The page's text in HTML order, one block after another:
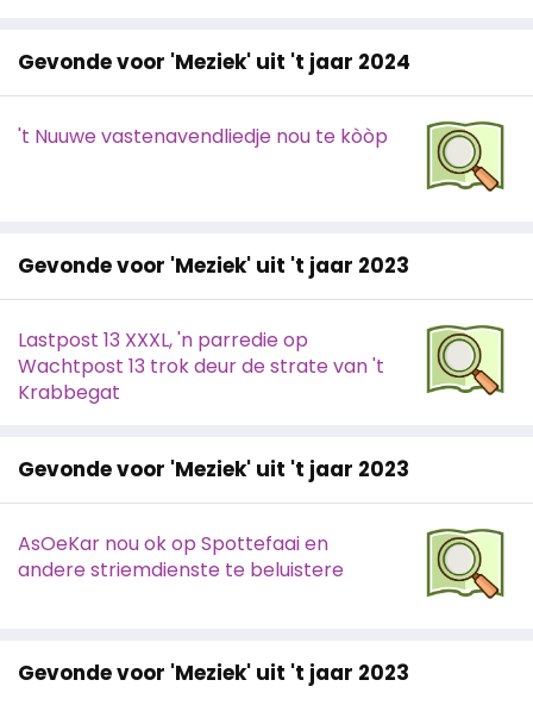
Gevonde voor 'Meziek' uit 't jaar 2024
't Nuuwe vastenavendliedje nou te kòòp
Gevonde voor 'Meziek' uit 't jaar 2023
Lastpost 13 XXXL, 'n parredie op
Wachtpost 13 trok deur de strate van 't
Krabbegat
Gevonde voor 'Meziek' uit 't jaar 2023
AsOeKar nou ok op Spottefaai en
andere striemdienste te beluistere
Gevonde voor 'Meziek' uit 't jaar 2023